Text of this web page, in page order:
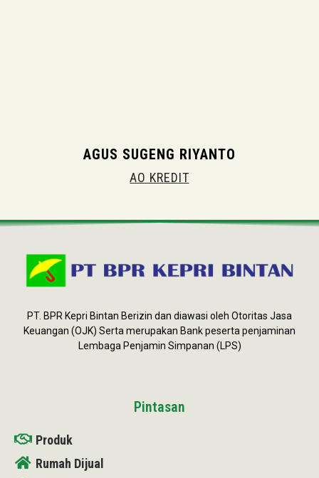
AGUS SUGENG RIYANTO
AO KREDIT
PT. BPR Kepri Bintan Berizin dan diawasi oleh Otoritas Jasa
Keuangan (OJK) Serta merupakan Bank peserta penjaminan
Lembaga Penjamin Simpanan (LPS)
Pintasan
Produk
Rumah Dijual